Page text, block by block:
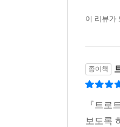
제3기 트로
대중가요
카세트테
카세트테이
이 리뷰가
종이책
『트로
보도록